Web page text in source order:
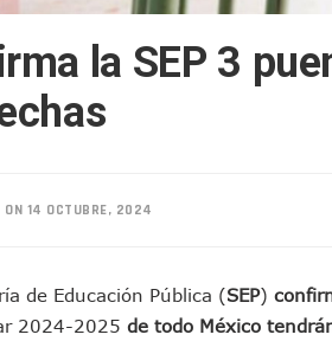
Mueren Cuatro Personas
Bruno Blancas Lleva El
Liberan 180 Crías De
Realizan Operativo
Semana Lluviosa Para
Voces Del Orgullo
la SEP 3
ON 14 OCTUBRE, 2024
de Educación Pública (SEP)
2024-2025 de todo México